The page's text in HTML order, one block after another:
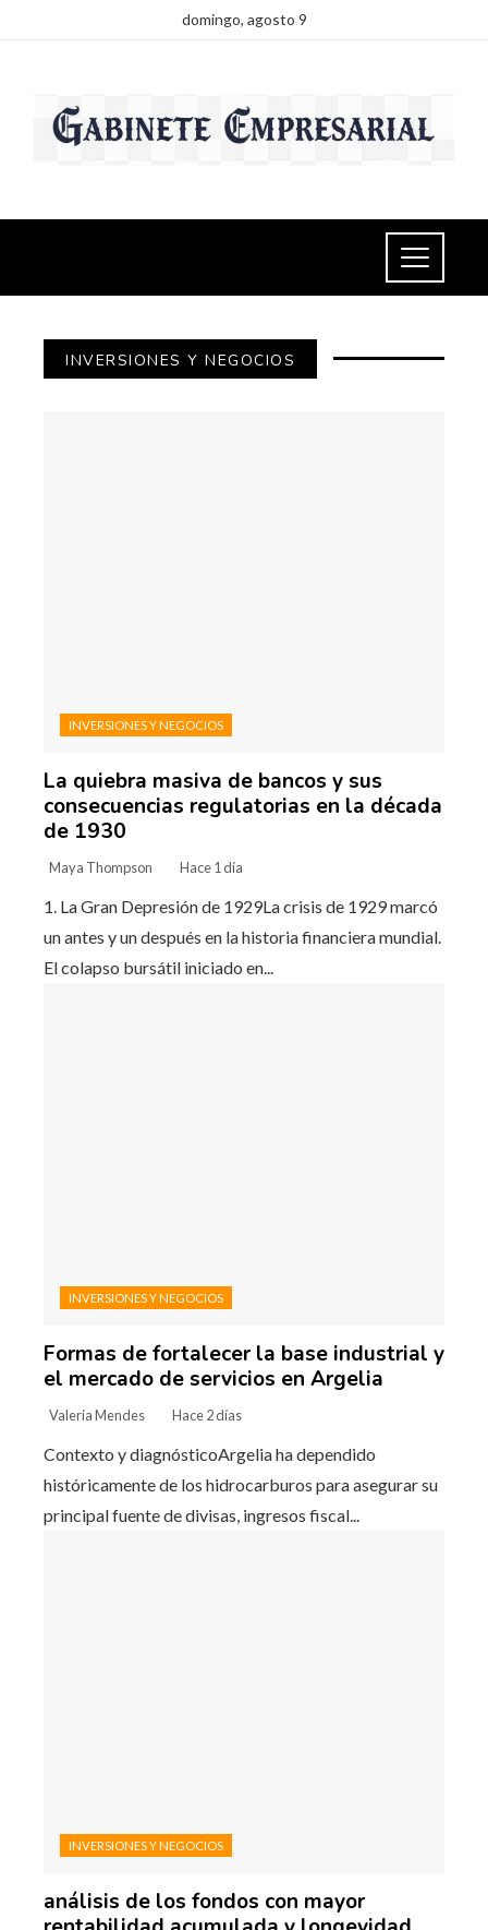
domingo, agosto 9
INVERSIONES Y NEGOCIOS
INVERSIONES Y NEGOCIOS
La quiebra masiva de bancos y sus
consecuencias regulatorias en la década
de 1930
Maya Thompson Hace 1 día
1. La Gran Depresión de 1929La crisis de 1929 marcó
un antes y un después en la historia financiera mundial.
El colapso bursátil iniciado en...
INVERSIONES Y NEGOCIOS
Formas de fortalecer la base industrial y
el mercado de servicios en Argelia
Valeria Mendes Hace 2 días
Contexto y diagnósticoArgelia ha dependido
históricamente de los hidrocarburos para asegurar su
principal fuente de divisas, ingresos fiscal...
INVERSIONES Y NEGOCIOS
análisis de los fondos con mayor